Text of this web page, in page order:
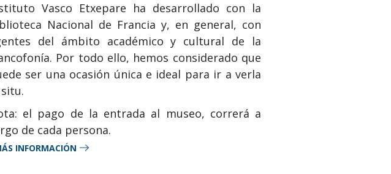
Vasco Etxepare ha desarrollado con la
Nacional de Francia y, en general, con
del ámbito académico y cultural de la
Por todo ello, hemos considerado que
ser una ocasión única e ideal para ir a verla
el pago de la entrada al museo, correrá a
de cada persona.
INFORMACIÓN